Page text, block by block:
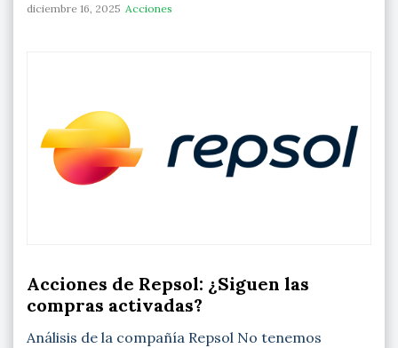
diciembre 16, 2025 Acciones
Acciones de Repsol: ¿Siguen las
compras activadas?
Análisis de la compañía Repsol No tenemos